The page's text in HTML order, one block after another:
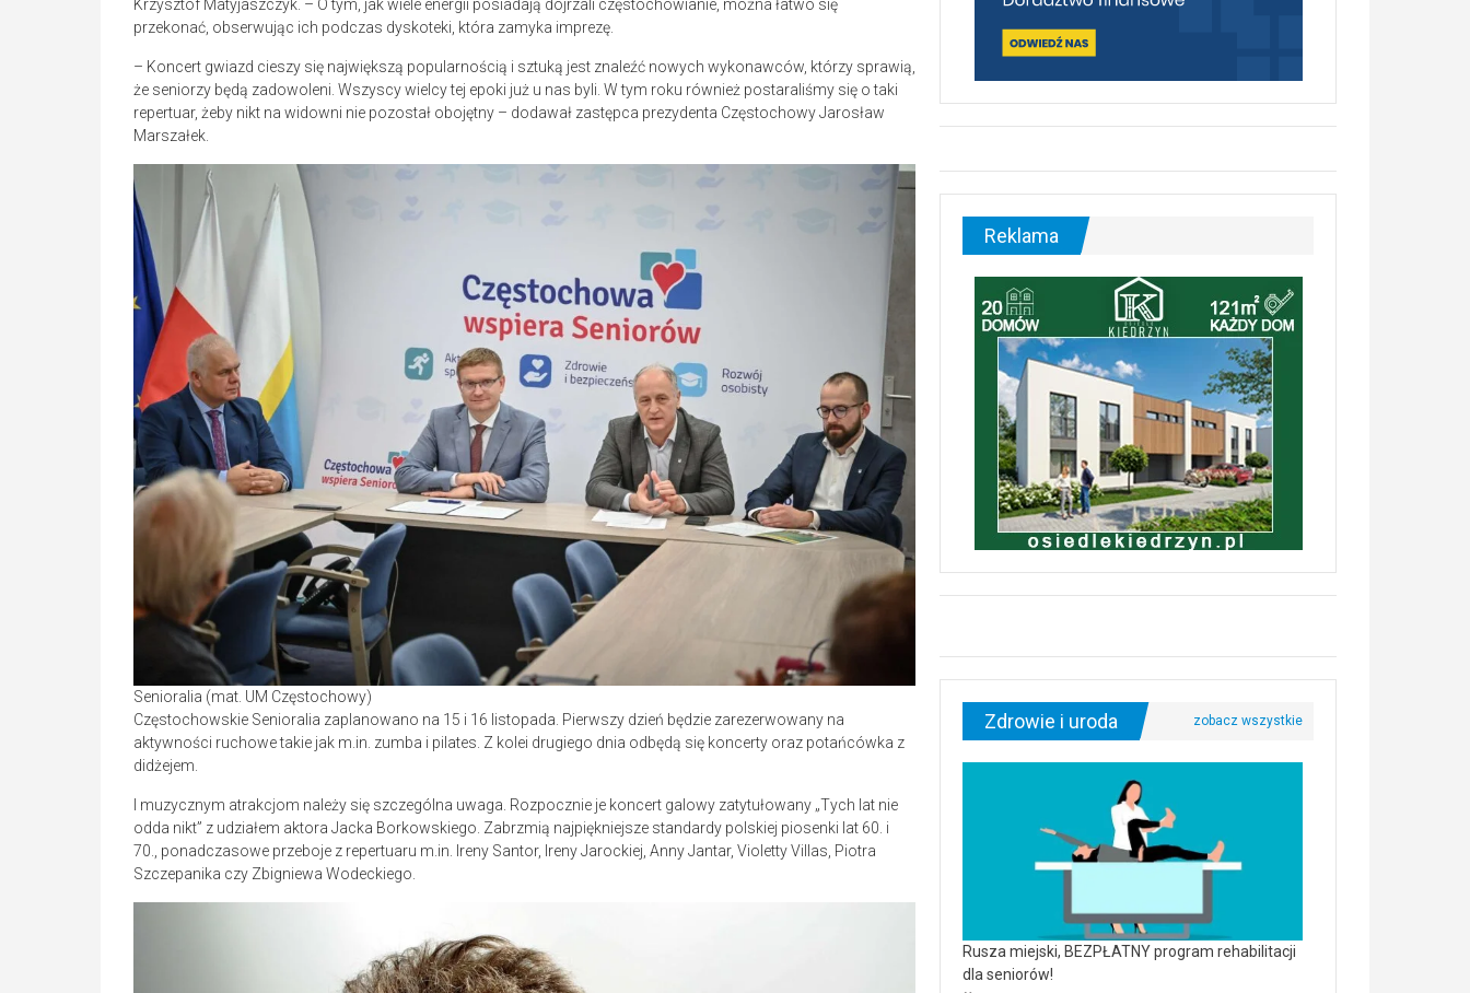
Krzysztof Matyjaszczyk. – O tym, jak wiele energii posiadają dojrzali częstochowianie, można łatwo się
przekonać, obserwując ich podczas dyskoteki, która zamyka imprezę.
– Koncert gwiazd cieszy się największą popularnością i sztuką jest znaleźć nowych wykonawców, którzy sprawią,
że seniorzy będą zadowoleni. Wszyscy wielcy tej epoki już u nas byli. W tym roku również postaraliśmy się o taki
repertuar, żeby nikt na widowni nie pozostał obojętny – dodawał zastępca prezydenta Częstochowy Jarosław
Marszałek.
Senioralia (mat. UM Częstochowy)
Częstochowskie Senioralia zaplanowano na 15 i 16 listopada. Pierwszy dzień będzie zarezerwowany na
aktywności ruchowe takie jak m.in. zumba i pilates. Z kolei drugiego dnia odbędą się koncerty oraz potańcówka z
didżejem.
I muzycznym atrakcjom należy się szczególna uwaga. Rozpocznie je koncert galowy zatytułowany „Tych lat nie
odda nikt” z udziałem aktora Jacka Borkowskiego. Zabrzmią najpiękniejsze standardy polskiej piosenki lat 60. i
70., ponadczasowe przeboje z repertuaru m.in. Ireny Santor, Ireny Jarockiej, Anny Jantar, Violetty Villas, Piotra
Szczepanika czy Zbigniewa Wodeckiego.
Reklama
Zdrowie i uroda
Rusza miejski, BEZPŁATNY program rehabilitacji
dla seniorów!